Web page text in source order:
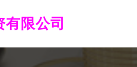
有限公司